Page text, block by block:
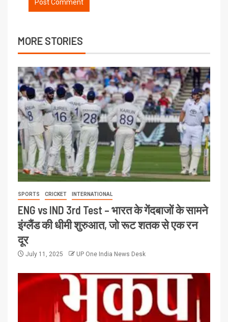
MORE STORIES
SPORTS CRICKET INTERNATIONAL
ENG vs IND 3rd Test – भारत के गेंदबाजों के सामने
इंग्लैंड की धीमी शुरुआत, जो रूट शतक से एक रन
दूर
July 11, 2025 UP One India News Desk